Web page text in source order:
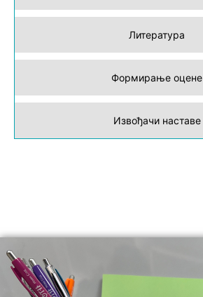
Литература
Формирање оцене
Извођачи наставе